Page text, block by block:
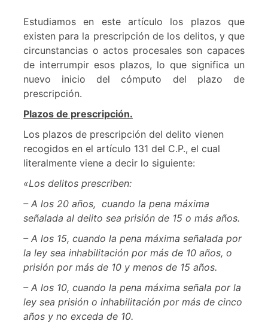
Estudiamos en este artículo los plazos que
existen para la prescripción de los delitos, y que
circunstancias o actos procesales son capaces
de interrumpir esos plazos, lo que significa un
nuevo inicio del cómputo del plazo de
prescripción.
Plazos de prescripción.
Los plazos de prescripción del delito vienen
recogidos en el artículo 131 del C.P., el cual
literalmente viene a decir lo siguiente:
«Los delitos prescriben:
– A los 20 años, cuando la pena máxima
señalada al delito sea prisión de 15 o más años.
– A los 15, cuando la pena máxima señalada por
la ley sea inhabilitación por más de 10 años, o
prisión por más de 10 y menos de 15 años.
– A los 10, cuando la pena máxima señala por la
ley sea prisión o inhabilitación por más de cinco
años y no exceda de 10.